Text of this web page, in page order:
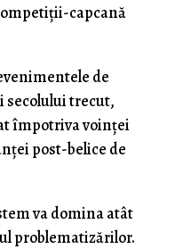
capcană
de
secolului trecut,
împotriva voinței
post-belice de
va domina atât
problematizărilor.